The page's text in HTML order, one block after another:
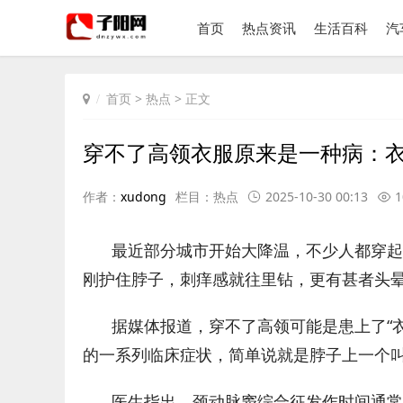
首页 热点资讯 生活百科 汽
首页 > 热点 > 正文
穿不了高领衣服原来是一种病：
作者： xudong 栏目： 热点 2025-10-30 00:13
最近部分城市开始大降温，不少人都穿
刚护住脖子，刺痒感就往里钻，更有甚者头
据媒体报道，穿不了高领可能是患上了“
的一系列临床症状，简单说就是脖子上一个